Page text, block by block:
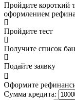
Пройдите короткий
оформлением
Пройдите тест
Получите список
Подайте заявку
Оформите
Сумма кредита: